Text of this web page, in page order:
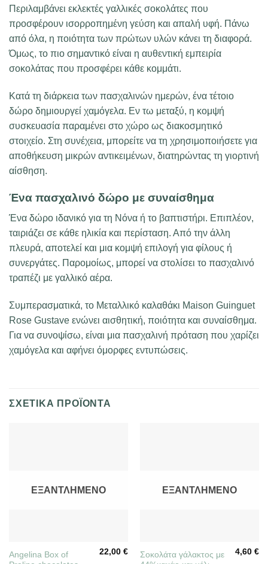
Περιλαμβάνει εκλεκτές γαλλικές σοκολάτες που
προσφέρουν ισορροπημένη γεύση και απαλή υφή. Πάνω
από όλα, η ποιότητα των πρώτων υλών κάνει τη διαφορά.
Όμως, το πιο σημαντικό είναι η αυθεντική εμπειρία
σοκολάτας που προσφέρει κάθε κομμάτι.
Κατά τη διάρκεια των πασχαλινών ημερών, ένα τέτοιο
δώρο δημιουργεί χαμόγελα. Εν τω μεταξύ, η κομψή
συσκευασία παραμένει στο χώρο ως διακοσμητικό
στοιχείο. Στη συνέχεια, μπορείτε να τη χρησιμοποιήσετε για
αποθήκευση μικρών αντικειμένων, διατηρώντας τη γιορτινή
αίσθηση.
Ένα πασχαλινό δώρο με συναίσθημα
Ένα δώρο ιδανικό για τη Νόνα ή το βαπτιστήρι. Επιπλέον,
ταιριάζει σε κάθε ηλικία και περίσταση. Από την άλλη
πλευρά, αποτελεί και μια κομψή επιλογή για φίλους ή
συνεργάτες. Παρομοίως, μπορεί να στολίσει το πασχαλινό
τραπέζι με γαλλικό αέρα.
Συμπερασματικά, το Μεταλλικό καλαθάκι Maison Guinguet
Rose Gustave ενώνει αισθητική, ποιότητα και συναίσθημα.
Για να συνοψίσω, είναι μια πασχαλινή πρόταση που χαρίζει
χαμόγελα και αφήνει όμορφες εντυπώσεις.
ΣΧΕΤΙΚΆ ΠΡΟΪΌΝΤΑ
ΕΞΑΝΤΛΗΜΈΝΟ
Angelina Box of
22,00€
ΕΞΑΝΤΛΗΜΈΝΟ
Σοκολάτα γάλακτος με
4,60€